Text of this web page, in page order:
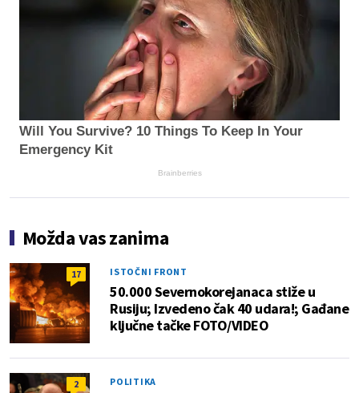
Will You Survive? 10 Things To Keep In Your
Emergency Kit
Brainberries
Možda vas zanima
17 ISTOČNI FRONT
50.000 Severnokorejanaca stiže u
Rusiju; Izvedeno čak 40 udara!; Gađane
ključne tačke FOTO/VIDEO
2 POLITIKA